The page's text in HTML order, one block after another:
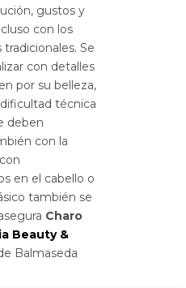
gustos y
con los
Se
con detalles
por su belleza,
técnica
deben
con la
en el cabello o
también se
Charo
Beauty &
Balmaseda